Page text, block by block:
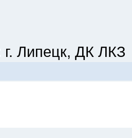
г. Липецк, ДК ЛКЗ